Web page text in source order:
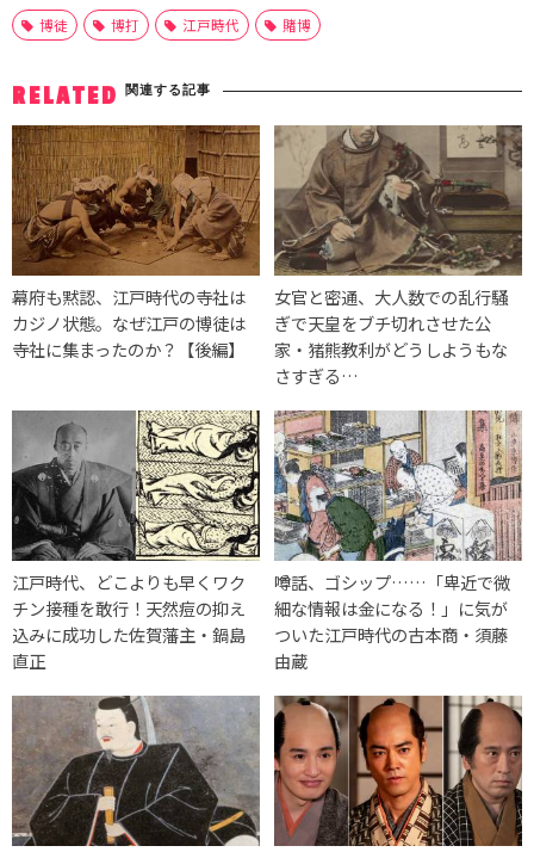
博徒 博打 江戸時代 賭博
RELATED 関連する記事
幕府も黙認、江戸時代の寺社は
カジノ状態。なぜ江戸の博徒は
寺社に集まったのか？【後編】
女官と密通、大人数での乱行騒
ぎで天皇をブチ切れさせた公
家・猪熊教利がどうしようもな
さすぎる…
江戸時代、どこよりも早くワク
チン接種を敢行！天然痘の抑え
込みに成功した佐賀藩主・鍋島
直正
噂話、ゴシップ……「卑近で微
細な情報は金になる！」に気が
ついた江戸時代の古本商・須藤
由蔵